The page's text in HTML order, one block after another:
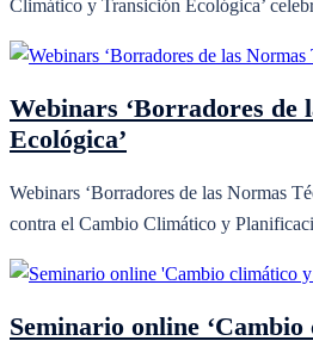
Climático y Transición Ecológica’
Webinars ‘Borradores de
Ecológica’
Webinars ‘Borradores de las Normas
contra el Cambio Climático y
Seminario online